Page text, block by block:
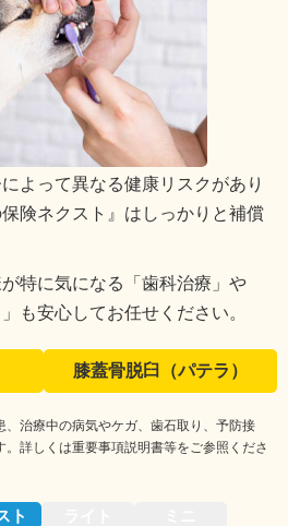
よって異なる健康リスクがあり
険ネクスト』はしっかりと補償
特に気になる「歯科治療」や
も安心してお任せください。
膝蓋骨脱臼（パテラ）
治療中の病気やケガ、歯石取り、予防接
詳しくは重要事項説明書等をご参照くださ
ト